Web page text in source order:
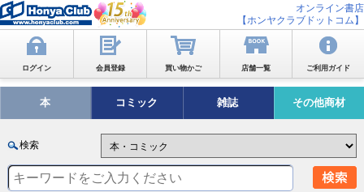
オンライン書店
【ホンヤクラブドットコム】
ログイン 会員登録 買い物かご 店舗一覧 ご利用ガイド
本 コミック 雑誌 その他商材
検索